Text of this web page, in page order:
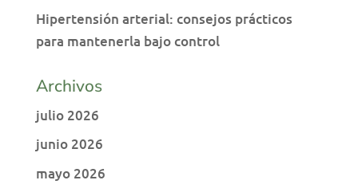
Hipertensión arterial: consejos prácticos
para mantenerla bajo control
Archivos
julio 2026
junio 2026
mayo 2026